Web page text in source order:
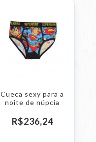
Cueca sexy para a
noite de núpcia
R$236,24